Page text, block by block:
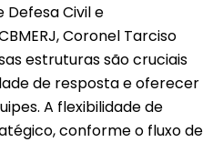
Civil e
Coronel Tarciso
estruturas são cruciais
de resposta e oferecer
A flexibilidade de
conforme o fluxo de